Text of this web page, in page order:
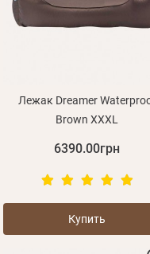
Лежак Dreamer
Brown XXXL
6390.00грн
Купить